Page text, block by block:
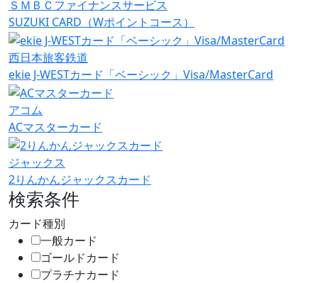
ＳＭＢＣファイナンスサービス
SUZUKI CARD（Wポイントコース）
西日本旅客鉄道
ekie J-WESTカード「ベーシック」Visa/MasterCard
アコム
ACマスターカード
ジャックス
2りんかんジャックスカード
検索条件
カード種別
一般カード
ゴールドカード
プラチナカード